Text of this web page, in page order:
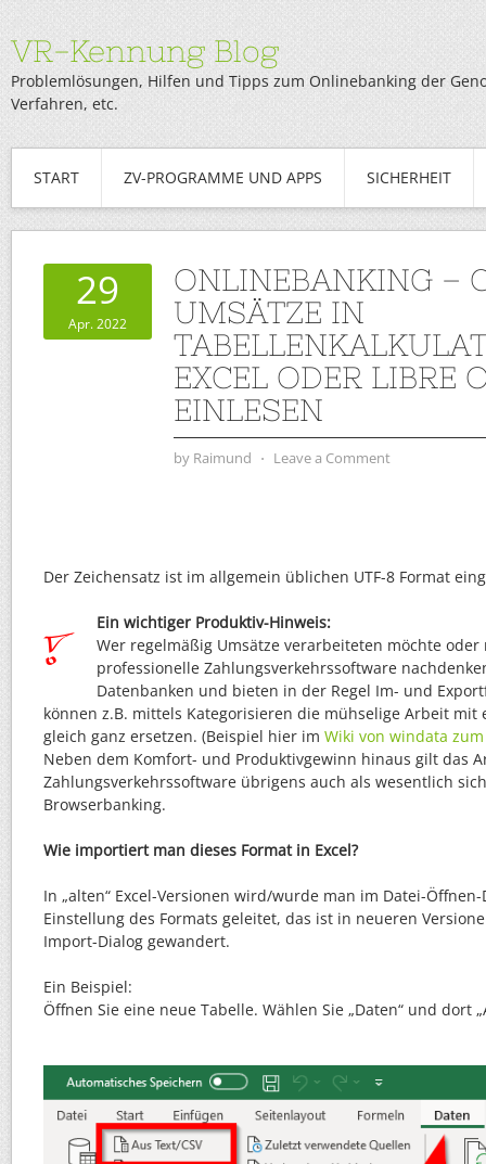
VR-Kennung Blog
Problemlösungen, Hilfen und Tipps zum Onlinebanking der
Verfahren, etc.
START ZV-PROGRAMME UND APPS SICHERHEIT
29
Apr. 2022
ONLINEBANKING –
UMSÄTZE IN
EXCEL ODER LIBRE
EINLESEN
by Raimund ⋅ Leave a Comment
Der Zeichensatz ist im allgemein üblichen UTF-8 Format
Ein wichtiger Produktiv-Hinweis:
Wer regelmäßig Umsätze verarbeiteten möchte
professionelle Zahlungsverkehrssoftware
Datenbanken und bieten in der Regel Im- und
können z.B. mittels Kategorisieren die mühselige Arbeit mit
gleich ganz ersetzen. (Beispiel hier im Wiki von windata
Neben dem Komfort- und Produktivgewinn hinaus gilt das
Zahlungsverkehrssoftware übrigens auch als wesentlich
Browserbanking.
Wie importiert man dieses Format in Excel?
In „alten“ Excel-Versionen wird/wurde man im Datei-
Einstellung des Formats geleitet, das ist in neueren
Import-Dialog gewandert.
Ein Beispiel:
Öffnen Sie eine neue Tabelle. Wählen Sie „Daten“ und dort